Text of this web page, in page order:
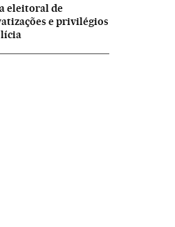
eleitoral de
e privilégios